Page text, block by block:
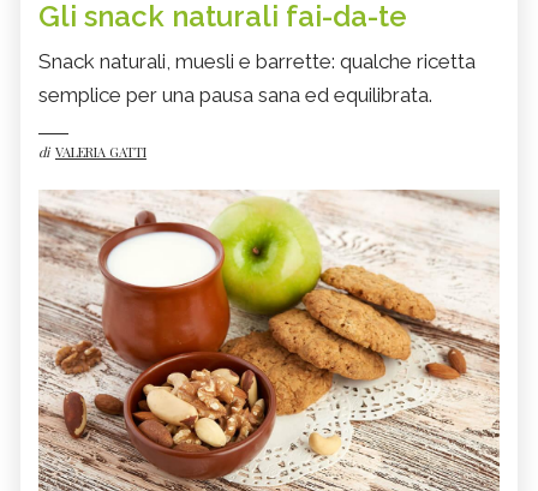
Gli snack naturali fai-da-te
Snack naturali, muesli e barrette: qualche ricetta
semplice per una pausa sana ed equilibrata.
di VALERIA GATTI